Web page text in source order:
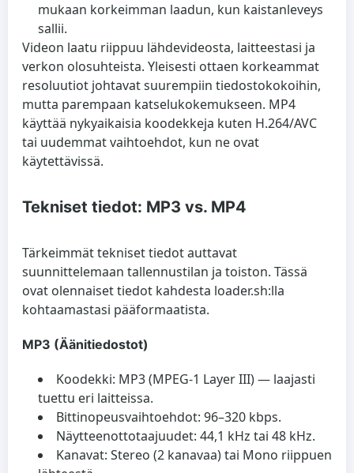
mukaan korkeimman laadun, kun kaistanleveys
sallii.
Videon laatu riippuu lähdevideosta, laitteestasi ja
verkon olosuhteista. Yleisesti ottaen korkeammat
resoluutiot johtavat suurempiin tiedostokokoihin,
mutta parempaan katselukokemukseen. MP4
käyttää nykyaikaisia koodekkeja kuten H.264/AVC
tai uudemmat vaihtoehdot, kun ne ovat
käytettävissä.
Tekniset tiedot: MP3 vs. MP4
Tärkeimmät tekniset tiedot auttavat
suunnittelemaan tallennustilan ja toiston. Tässä
ovat olennaiset tiedot kahdesta loader.sh:lla
kohtaamastasi pääformaatista.
MP3 (Äänitiedostot)
Koodekki: MP3 (MPEG-1 Layer III) — laajasti
tuettu eri laitteissa.
Bittinopeusvaihtoehdot: 96–320 kbps.
Näytteenottotaajuudet: 44,1 kHz tai 48 kHz.
Kanavat: Stereo (2 kanavaa) tai Mono riippuen